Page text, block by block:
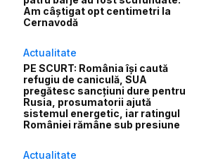
Am câștigat opt centimetri la
Cernavodă
Actualitate
PE SCURT: România își caută
refugiu de caniculă, SUA
pregătesc sancțiuni dure pentru
Rusia, prosumatorii ajută
sistemul energetic, iar ratingul
României rămâne sub presiune
Actualitate